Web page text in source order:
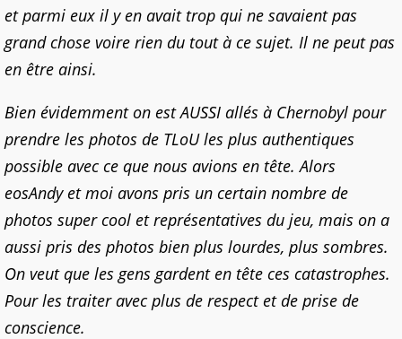
et parmi eux il y en avait trop qui ne savaient pas
grand chose voire rien du tout à ce sujet. Il ne peut pas
en être ainsi.
Bien évidemment on est AUSSI allés à Chernobyl pour
prendre les photos de TLoU les plus authentiques
possible avec ce que nous avions en tête. Alors
eosAndy et moi avons pris un certain nombre de
photos super cool et représentatives du jeu, mais on a
aussi pris des photos bien plus lourdes, plus sombres.
On veut que les gens gardent en tête ces catastrophes.
Pour les traiter avec plus de respect et de prise de
conscience.